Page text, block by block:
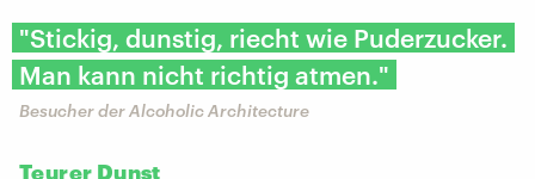
"Stickig, dunstig, riecht wie Puderzucker.
Man kann nicht richtig atmen."
Besucher der Alcoholic Architecture
Teurer Dunst